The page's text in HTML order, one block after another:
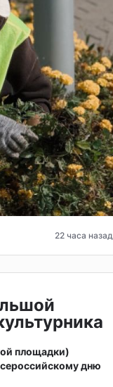
22 часа назад
площадки)
дню